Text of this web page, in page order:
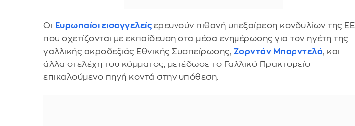
Οι Ευρωπαίοι εισαγγελείς ερευνούν πιθανή υπεξαίρεση κονδυλίων της ΕΕ
που σχετίζονται με εκπαίδευση στα μέσα ενημέρωσης για τον ηγέτη της
γαλλικής ακροδεξιάς Εθνικής Συσπείρωσης, Ζορντάν Μπαρντελά, και
άλλα στελέχη του κόμματος, μετέδωσε το Γαλλικό Πρακτορείο
επικαλούμενο πηγή κοντά στην υπόθεση.